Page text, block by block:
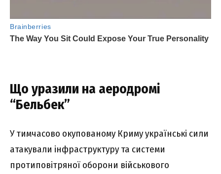
Що уразили на аеродромі
“Бельбек”
У тимчасово окупованому Криму українські сили
атакували інфраструктуру та системи
протиповітряної оборони військового